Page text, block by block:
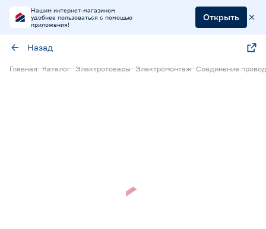
Нашим интернет-магазином
удобнее пользоваться с помощью
приложения!
Открыть
Назад
Главная Каталог Электротовары Электромонтаж Соединение